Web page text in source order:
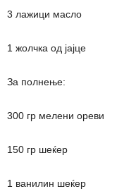
3 лажици масло
1 жолчка од јајце
За полнење:
300 гр мелени ореви
150 гр шеќер
1 ванилин шеќер